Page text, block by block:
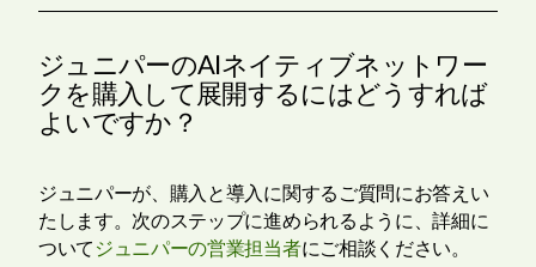
ジュニパーのAIネイティブネットワー
クを購入して展開するにはどうすれば
よいですか？
ジュニパーが、購入と導入に関するご質問にお答えい
たします。次のステップに進められるように、詳細に
ついて ジュニパーの営業担当者にご相談ください。